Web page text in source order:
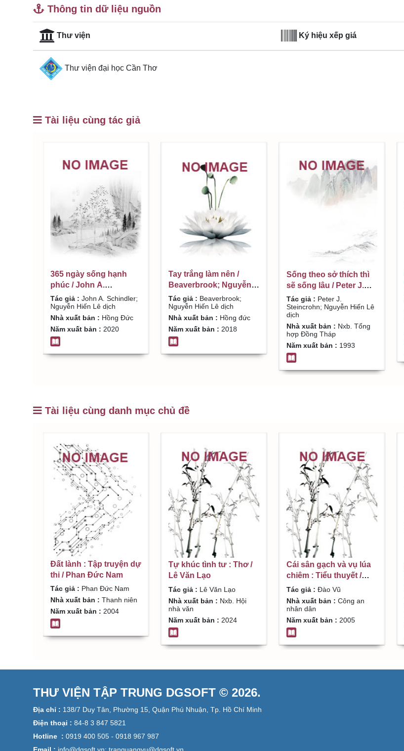
Thông tin dữ liệu nguồn
Thư viện Ký hiệu xếp giá
Thư viện đại học Cần Thơ
Tài liệu cùng tác giả
365 ngày sống hạnh
phúc / John A.
Schindler; Nguyễn Hiến
Lê dịch
Tác giả : John A. Schindler;
Nguyễn Hiến Lê dịch
Nhà xuất bản : Hồng Đức
Năm xuất bản : 2020
Tay trắng làm nên /
Beaverbrook; Nguyễn
Hiến Lê dịch
Tác giả : Beaverbrook;
Nguyễn Hiến Lê dịch
Nhà xuất bản : Hồng đức
Năm xuất bản : 2018
Sống theo sở thích thì
sẽ sống lâu / Peter J.
Steincrohn; Nguyễn
Hiến Lê dịch
Tác giả : Peter J.
Steincrohn; Nguyễn Hiến Lê
dịch
Nhà xuất bản : Nxb. Tổng
hợp Đồng Tháp
Năm xuất bản : 1993
Tài liệu cùng danh mục chủ đề
Đất lành : Tập truyện dự
thi / Phan Đức Nam
Tác giả : Phan Đức Nam
Nhà xuất bản : Thanh niên
Năm xuất bản : 2004
Tự khúc tình tư : Thơ /
Lê Văn Lạo
Tác giả : Lê Văn Lạo
Nhà xuất bản : Nxb. Hội
nhà văn
Năm xuất bản : 2024
Cái sân gạch và vụ lúa
chiêm : Tiểu thuyết /
Đào Vũ
Tác giả : Đào Vũ
Nhà xuất bản : Công an
nhân dân
Năm xuất bản : 2005
THƯ VIỆN TẬP TRUNG DGSOFT © 2026.
Địa chỉ : 138/7 Duy Tân, Phường 15, Quận Phú Nhuận, Tp. Hồ Chí Minh
Điện thoại : 84-8 3 847 5821
Hotline : 0919 400 505 - 0918 967 987
Email : info@dgsoft.vn; tranquangvu@dgsoft.vn